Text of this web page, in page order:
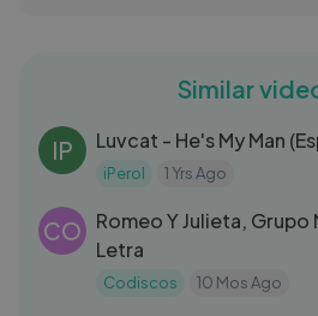
Similar
IP Luvcat - He's My Man
iPerol 1 Yrs Ago
CO
Romeo Y Julieta,
Letra
Codiscos 10 Mos Ago